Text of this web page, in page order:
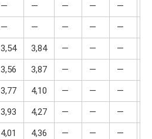
— — — — —
— — — — —
3,54 3,84 — — —
3,56 3,87 — — —
3,77 4,10 — — —
3,93 4,27 — — —
4,01 4,36 — — —